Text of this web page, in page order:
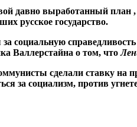
давно выработанный
русское государство.
за социальную
Валлерстайна о том, что
сделали ставку
за социализм, против